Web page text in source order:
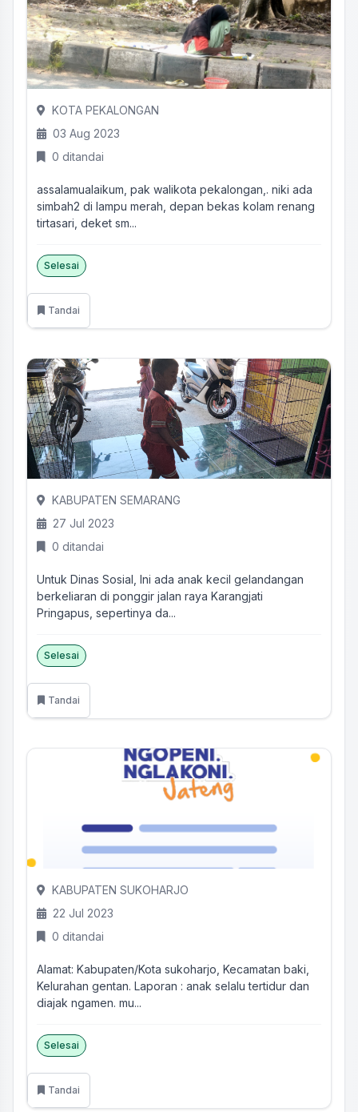
KOTA PEKALONGAN
03 Aug 2023
0 ditandai
assalamualaikum, pak walikota pekalongan,. niki ada
simbah2 di lampu merah, depan bekas kolam renang
tirtasari, deket sm...
Selesai
Tandai
KABUPATEN SEMARANG
27 Jul 2023
0 ditandai
Untuk Dinas Sosial, Ini ada anak kecil gelandangan
berkeliaran di ponggir jalan raya Karangjati
Pringapus, sepertinya da...
Selesai
Tandai
KABUPATEN SUKOHARJO
22 Jul 2023
0 ditandai
Alamat: Kabupaten/Kota sukoharjo, Kecamatan baki,
Kelurahan gentan. Laporan : anak selalu tertidur dan
diajak ngamen. mu...
Selesai
Tandai